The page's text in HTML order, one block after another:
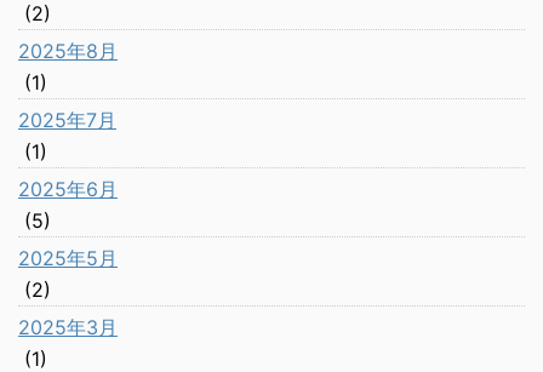
(2)
2025年8月
(1)
2025年7月
(1)
2025年6月
(5)
2025年5月
(2)
2025年3月
(1)